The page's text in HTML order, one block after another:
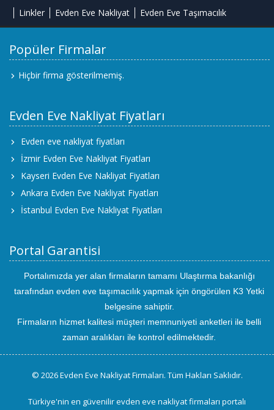
Linkler Evden Eve Nakliyat Evden Eve Taşımacılık
Popüler Firmalar
Hiçbir firma gösterilmemiş.
Evden Eve Nakliyat Fiyatları
Evden eve nakliyat fiyatları
İzmir Evden Eve Nakliyat Fiyatları
Kayseri Evden Eve Nakliyat Fiyatları
Ankara Evden Eve Nakliyat Fiyatları
İstanbul Evden Eve Nakliyat Fiyatları
Portal Garantisi
Portalımızda yer alan firmaların tamamı Ulaştırma bakanlığı
tarafından evden eve taşımacılık yapmak için öngörülen K3 Yetki
belgesine sahiptir.
Firmaların hizmet kalitesi müşteri memnuniyeti anketleri ile belli
zaman aralıkları ile kontrol edilmektedir.
© 2026 Evden Eve Nakliyat Firmaları. Tüm Hakları Saklıdır.
Türkiye'nin en güvenilir evden eve nakliyat firmaları portalı